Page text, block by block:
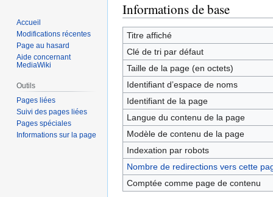
Aller
à
la
navigation
Aller
à
la
recherche
Informations de base
Titre affiché
Clé de tri par défaut
Taille de la page (en octets)
Identifiant dʼespace de noms
Identifiant de la page
Langue du contenu de la page
Modèle de contenu de la page
Indexation par robots
Nombre de redirections vers cette
Comptée comme page de contenu
Accueil
Modifications récentes
Page au hasard
Aide concernant
MediaWiki
Outils
Pages liées
Suivi des pages liées
Pages spéciales
Informations sur la page